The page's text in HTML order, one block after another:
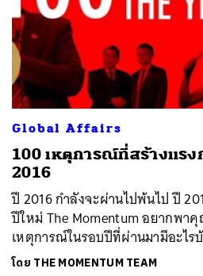
Global Affairs
100 เหตุการณ์ที่สร้างแร
2016
ปี 2016 กำลังจะผ่านไปพ้นไป ปี
ปีใหม่ The Momentum อยากพา
เหตุการณ์ในรอบปีที่ผ่านมามีอะไร
โดย THE MOMENTUM TEAM